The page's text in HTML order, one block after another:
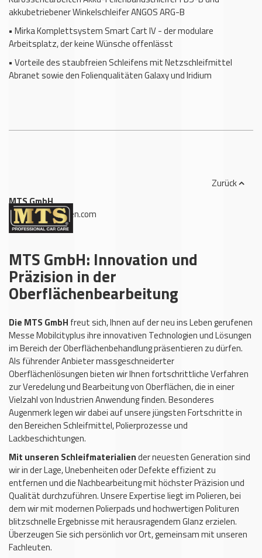
akkubetriebener Winkelschleifer ANGOS ARG-B
• Mirka Komplettsystem Smart Cart IV - der modulare
Arbeitsplatz, der keine Wünsche offenlässt
• Vorteile des staubfreien Schleifens mit Netzschleifmittel
Abranet sowie den Folienqualitäten Galaxy und Iridium
MTS GmbH,
www.oberflaechen.com
Zurück
MTS GmbH: Innovation und
Präzision in der
Oberflächenbearbeitung
Die MTS GmbH freut sich, Ihnen auf der neu ins Leben gerufenen
Messe Mobilcityplus ihre innovativen Technologien und Lösungen
im Bereich der Oberflächenbehandlung präsentieren zu dürfen.
Als führender Anbieter massgeschneiderter
Oberflächenlösungen bieten wir Ihnen fortschrittliche Verfahren
zur Veredelung und Bearbeitung von Oberflächen, die in einer
Vielzahl von Industrien Anwendung finden. Besonderes
Augenmerk legen wir dabei auf unsere jüngsten Fortschritte in
den Bereichen Schleifmittel, Polierprozesse und
Lackbeschichtungen.
Mit unseren Schleifmaterialiender neuesten Generation sind
wir in der Lage, Unebenheiten oder Defekte effizient zu
entfernen und die Nachbearbeitung mit höchster Präzision und
Qualität durchzuführen. Unsere Expertise liegt im Polieren, bei
dem wir mit modernen Polierpads und hochwertigen Polituren
blitzschnelle Ergebnisse mit herausragendem Glanz erzielen.
Überzeugen Sie sich persönlich vor Ort, gemeinsam mit unseren
Fachleuten.